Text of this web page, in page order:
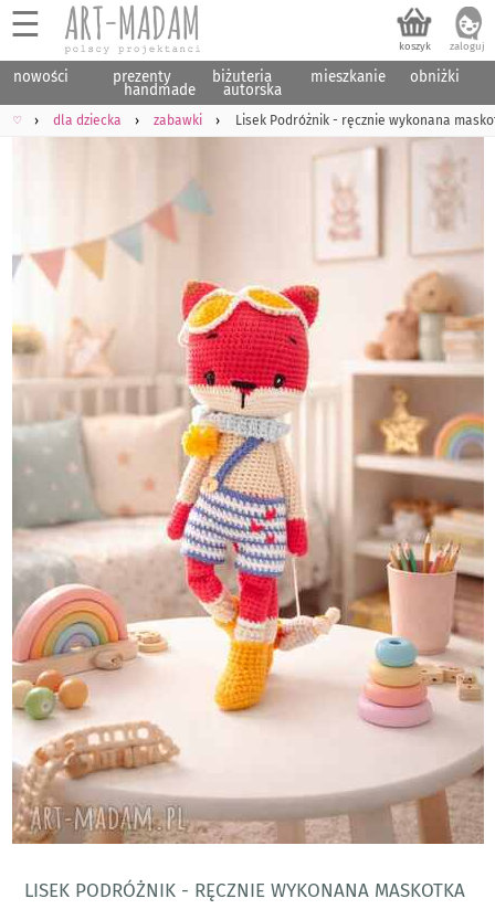
☰
nowości prezenty
handmade
biżuteria
autorska
mieszkanie obniżki
♡ dla dziecka zabawki Lisek Podróżnik - ręcznie wykonana
Lisek Podróżnik - ręcznie wykonana maskotka